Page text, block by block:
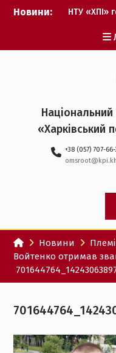
Перейти
Новини:
НТУ «ХПІ»
Музичні
рута –
ХПІ уклав
Збройних
участю
Національний
«Харківський
+38 (057) 707-
Новини
Войтенко отримав